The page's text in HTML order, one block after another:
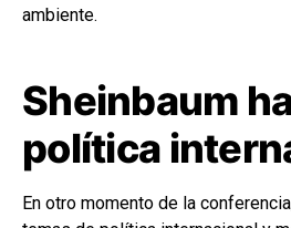
ambiente.
Sheinbaum
política
En otro momento de la